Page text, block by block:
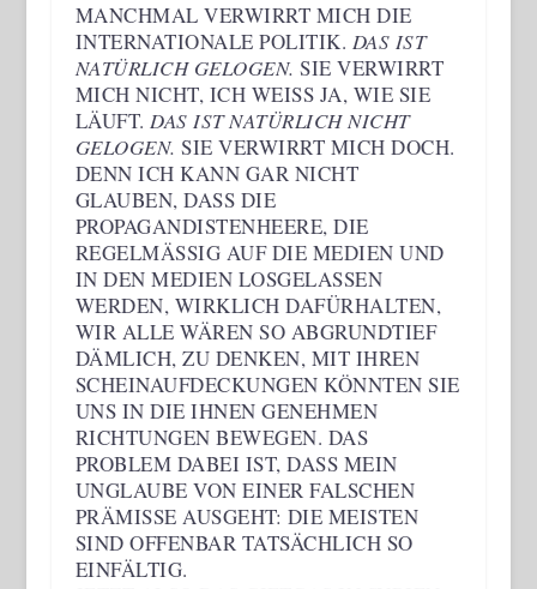
MANCHMAL VERWIRRT MICH DIE
INTERNATIONALE POLITIK. DAS IST
NATÜRLICH GELOGEN. SIE VERWIRRT
MICH NICHT, ICH WEISS JA, WIE SIE L
ÄUFT. DAS IST NATÜRLICH NICHT
GELOGEN. SIE VERWIRRT MICH DOCH.
DENN ICH KANN GAR NICHT
GLAUBEN, DASS DIE
PROPAGANDISTENHEERE, DIE
REGELMÄSSIG AUF DIE MEDIEN UND I
N DEN MEDIEN LOSGELASSEN W
ERDEN, WIRKLICH DAFÜRHALTEN, W
IR ALLE WÄREN SO ABGRUNDTIEF D
ÄMLICH, ZU DENKEN, MIT IHREN S
CHEINAUFDECKUNGEN KÖNNTEN SIE U
NS IN DIE IHNEN GENEHMEN R
ICHTUNGEN BEWEGEN. DAS P
ROBLEM DABEI IST, DASS MEIN U
NGLAUBE VON EINER FALSCHEN P
RÄMISSE AUSGEHT: DIE MEISTEN S
IND OFFENBAR TATSÄCHLICH SO E
INFÄLTIG.